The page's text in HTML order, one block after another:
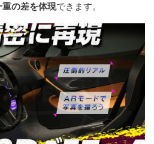
の差を体現できます。